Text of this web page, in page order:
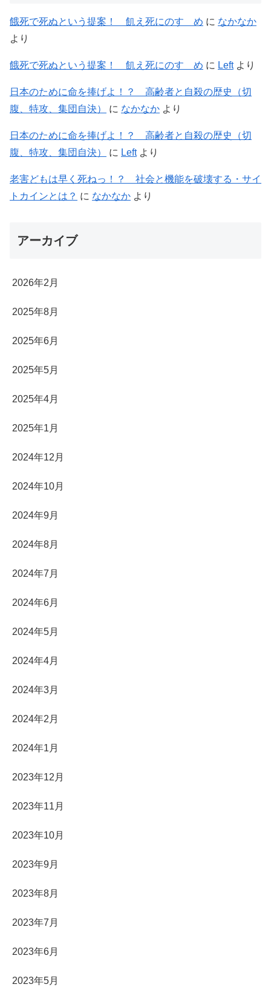
餓死で死ぬという提案！ 飢え死にのすゝめ に なかなか
より
餓死で死ぬという提案！ 飢え死にのすゝめ に Leftより
日本のために命を捧げよ！？ 高齢者と自殺の歴史（切
腹、特攻、集団自決）
に なかなか より
日本のために命を捧げよ！？ 高齢者と自殺の歴史（切
腹、特攻、集団自決）
に Leftより
老害どもは早く死ねっ！？ 社会と機能を破壊する・サイ
トカインとは？ に なかなか より
アーカイブ
2026年2月
2025年8月
2025年6月
2025年5月
2025年4月
2025年1月
2024年12月
2024年10月
2024年9月
2024年8月
2024年7月
2024年6月
2024年5月
2024年4月
2024年3月
2024年2月
2024年1月
2023年12月
2023年11月
2023年10月
2023年9月
2023年8月
2023年7月
2023年6月
2023年5月